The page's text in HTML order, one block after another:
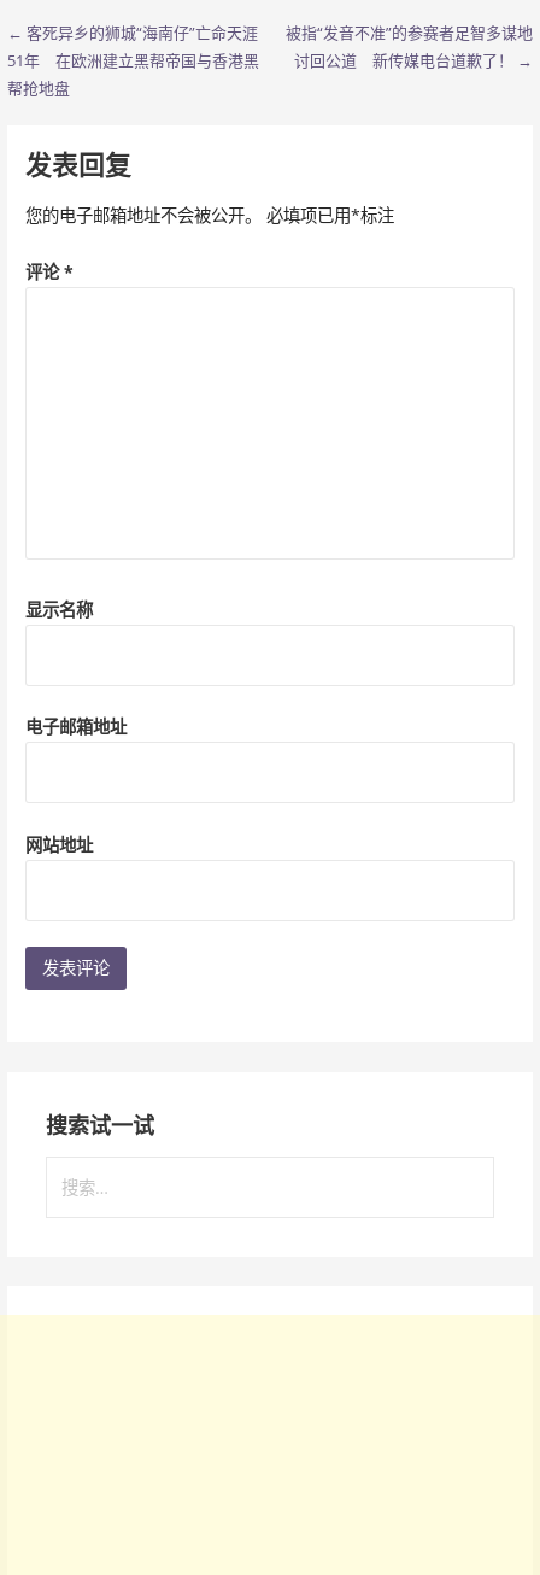
文
章
航
← 客死异乡的狮城“海南仔”亡命天涯
51年 在欧洲建立黑帮帝国与香港黑
帮抢地盘
被指“发音不准”的参赛者足智多谋地
讨回公道 新传媒电台道歉了！ →
发表回复
您的电子邮箱地址不会被公开。 必填项已用*标注
评论*
显示名称
电子邮箱地址
网站地址
搜索试一试
索